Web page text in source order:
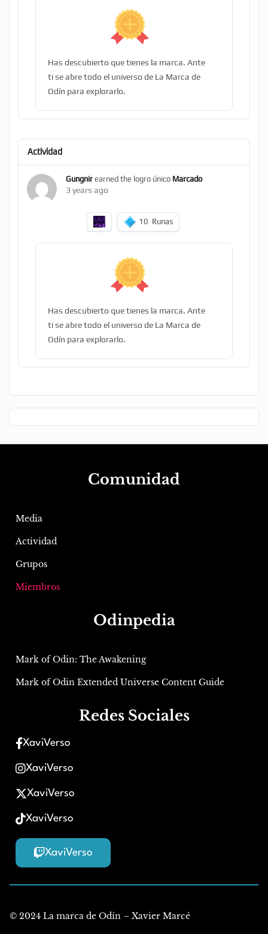
Has descubierto que tienes la marca. Ante
ti se abre todo el universo de La Marca de
Odín para explorarlo.
Actividad
Gungnir earned the logro único Marcado
3 years ago
10 Runas
Has descubierto que tienes la marca. Ante
ti se abre todo el universo de La Marca de
Odín para explorarlo.
Comunidad
Media
Actividad
Grupos
Miembros
Odinpedia
Mark of Odin: The Awakening
Mark of Odin Extended Universe Content Guide
Redes Sociales
XaviVerso
XaviVerso
XaviVerso
XaviVerso
XaviVerso
© 2024 La marca de Odín – Xavier Marcé